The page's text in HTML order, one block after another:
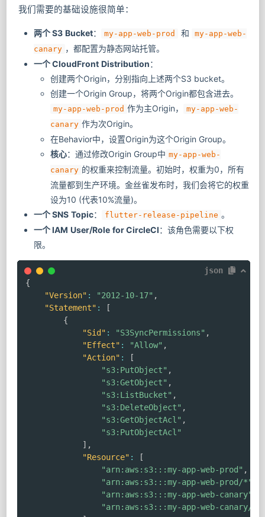
我们需要的基础设施很简单：
两个 S3 Bucket： my-app-web-prod 和
my-app-web-
canary ，都配置为静态网站托管。
一个 CloudFront Distribution：
创建两个Origin，分别指向上述两个S3 bucket。
创建一个Origin Group，将两个Origin都包含进去。
my-app-web-prod 作为主Origin，
my-app-web-
canary 作为次Origin。
在Behavior中，设置Origin为这个Origin Group。
核心：通过修改Origin Group中 my-app-web-
canary 的权重来控制流量。初始时，权重为0，所有
流量都到生产环境。金丝雀发布时，我们会将它的权重
设为10 (代表10%流量)。
一个 SNS Topic： flutter-release-pipeline 。
一个 IAM User/Role for CircleCI：该角色需要以下权
限。
json
{
"Version" : "2012-10-17" ,
"Statement" :
[
{
"Sid" : "S3SyncPermissions" ,
"Effect" : "Allow" ,
"Action" :
[
"s3:PutObject" ,
"s3:GetObject" ,
"s3:ListBucket" ,
"s3:DeleteObject" ,
"s3:GetObjectAcl" ,
"s3:PutObjectAcl"
] ,
"Resource" :
[
"arn:aws:s3:::my-app-web-prod" ,
"arn:aws:s3:::my-app-web-prod/*"
"arn:aws:s3:::my-app-web-canary"
"arn:aws:s3:::my-app-web-canary/*"